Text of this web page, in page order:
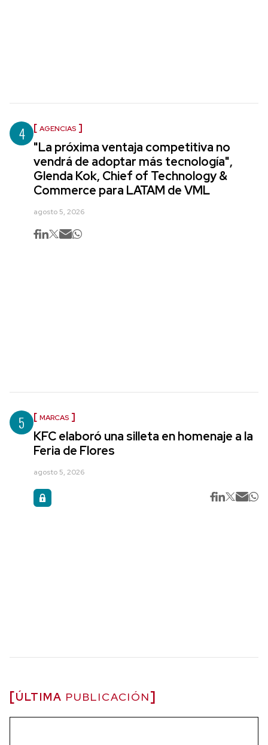
4 AGENCIAS
"La próxima ventaja competitiva no
vendrá de adoptar más tecnología",
Glenda Kok, Chief of Technology &
Commerce para LATAM de VML
agosto 5, 2026
5 MARCAS
KFC elaboró una silleta en homenaje a la
Feria de Flores
agosto 5, 2026
ÚLTIMA PUBLICACIÓN